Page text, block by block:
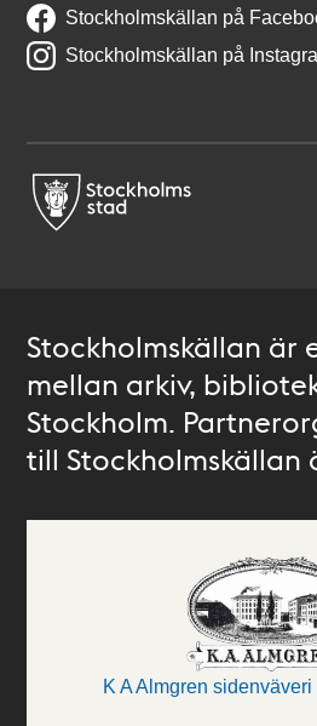
Stockholmskällan på
Stockholmskällan på
Stockholmskällan är
mellan arkiv,
Stockholm.
till Stockholmskällan
K A Almgren